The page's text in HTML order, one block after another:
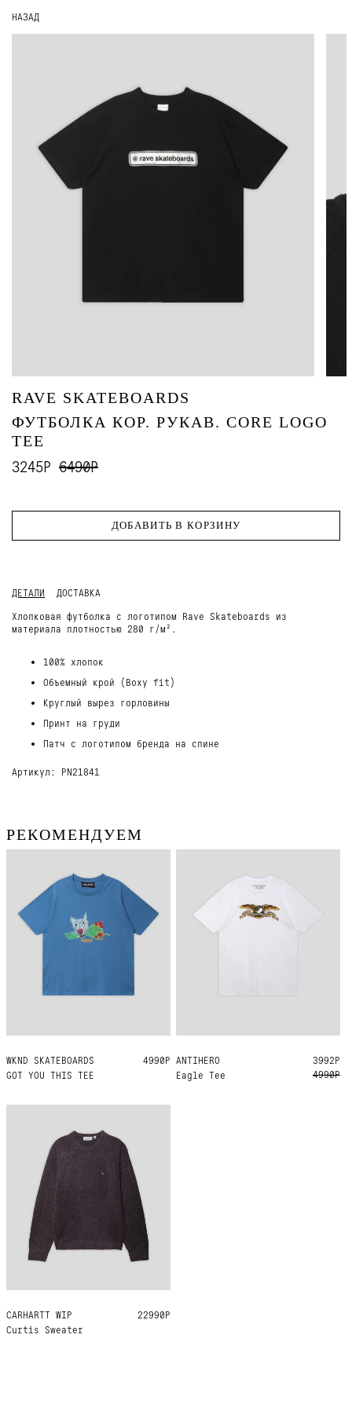
НАЗАД
RAVE SKATEBOARDS
ФУТБОЛКА КОР. РУКАВ. CORE LOGO
TEE
3245Р 6490Р
ДОБАВИТЬ В КОРЗИНУ
ДЕТАЛИ
ДОСТАВКА
Хлопковая футболка с логотипом Rave Skateboards из
материала плотностью 280 г/м².
100% хлопок
Объемный крой (Boxy fit)
Круглый вырез горловины
Принт на груди
Патч с логотипом бренда на спине
Артикул: PN21841
РЕКОМЕНДУЕМ
WKND SKATEBOARDS
GOT YOU THIS TEE
L XL 4990Р ANTIHERO
Eagle Tee
L XL
3992Р
4990Р
CARHARTT WIP
Curtis Sweater
M L XL 22990Р